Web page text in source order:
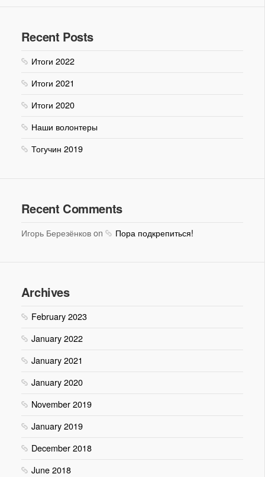
Recent Posts
Итоги 2022
Итоги 2021
Итоги 2020
Наши волонтеры
Тогучин 2019
Recent Comments
Игорь Березёнков on Пора подкрепиться!
Archives
February 2023
January 2022
January 2021
January 2020
November 2019
January 2019
December 2018
June 2018